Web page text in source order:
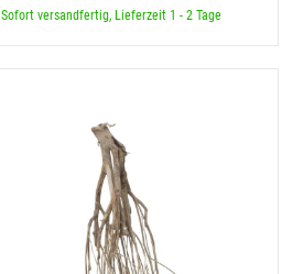
Sofort versandfertig, Lieferzeit 1 - 2 Tage